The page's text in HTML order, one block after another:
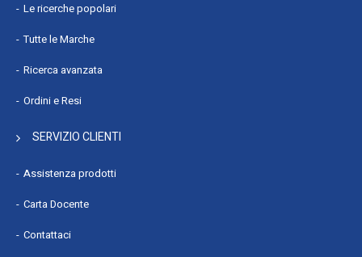
Le ricerche popolari
Tutte le Marche
Ricerca avanzata
Ordini e Resi
SERVIZIO CLIENTI
Assistenza prodotti
Carta Docente
Contattaci